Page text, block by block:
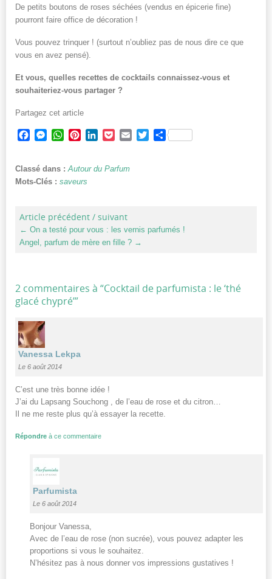
De petits boutons de roses séchées (vendus en épicerie fine)
pourront faire office de décoration !
Vous pouvez trinquer ! (surtout n’oubliez pas de nous dire ce que
vous en avez pensé).
Et vous, quelles recettes de cocktails connaissez-vous et
souhaiteriez-vous partager ?
Partagez cet article
Facebook
Messenger
WhatsApp
PinterestLinkedInPocketEmailTwitterPartager
Classé dans :Autour du Parfum
Mots-Clés : saveurs
Article précédent / suivant
← On a testé pour vous : les vernis parfumés !
Angel, parfum de mère en fille ? →
2 commentaires à “Cocktail de parfumista : le ‘thé
glacé chypré’”
Vanessa Lekpa
Le 6 août 2014
C’est une très bonne idée !
J’ai du Lapsang Souchong , de l’eau de rose et du citron…
Il ne me reste plus qu’à essayer la recette.
Répondre à ce commentaire
Parfumista
Le 6 août 2014
Bonjour Vanessa,
Avec de l’eau de rose (non sucrée), vous pouvez adapter les
proportions si vous le souhaitez.
N’hésitez pas à nous donner vos impressions gustatives !